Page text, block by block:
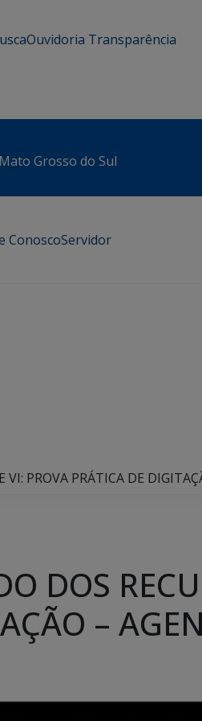
Ouvidoria Transparência
Grosso do Sul
ConoscoServidor
VI: PROVA PRÁTICA DE
DOS
–